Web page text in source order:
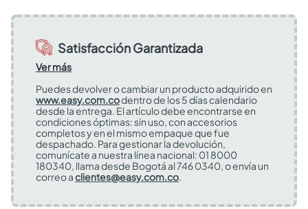
Satisfacción Garantizada
Ver más
Puedes devolver o cambiar un producto adquirido en
www.easy.com.codentro de los 5 días calendario
desde la entrega. El artículo debe encontrarse en
condiciones óptimas: sin uso, con accesorios
completos y en el mismo empaque que fue
despachado. Para gestionar la devolución,
comunícate a nuestra línea nacional: 01 8000
180340, llama desde Bogotá al 746 0340, o envía un
correo aclientes@easy.com.co.